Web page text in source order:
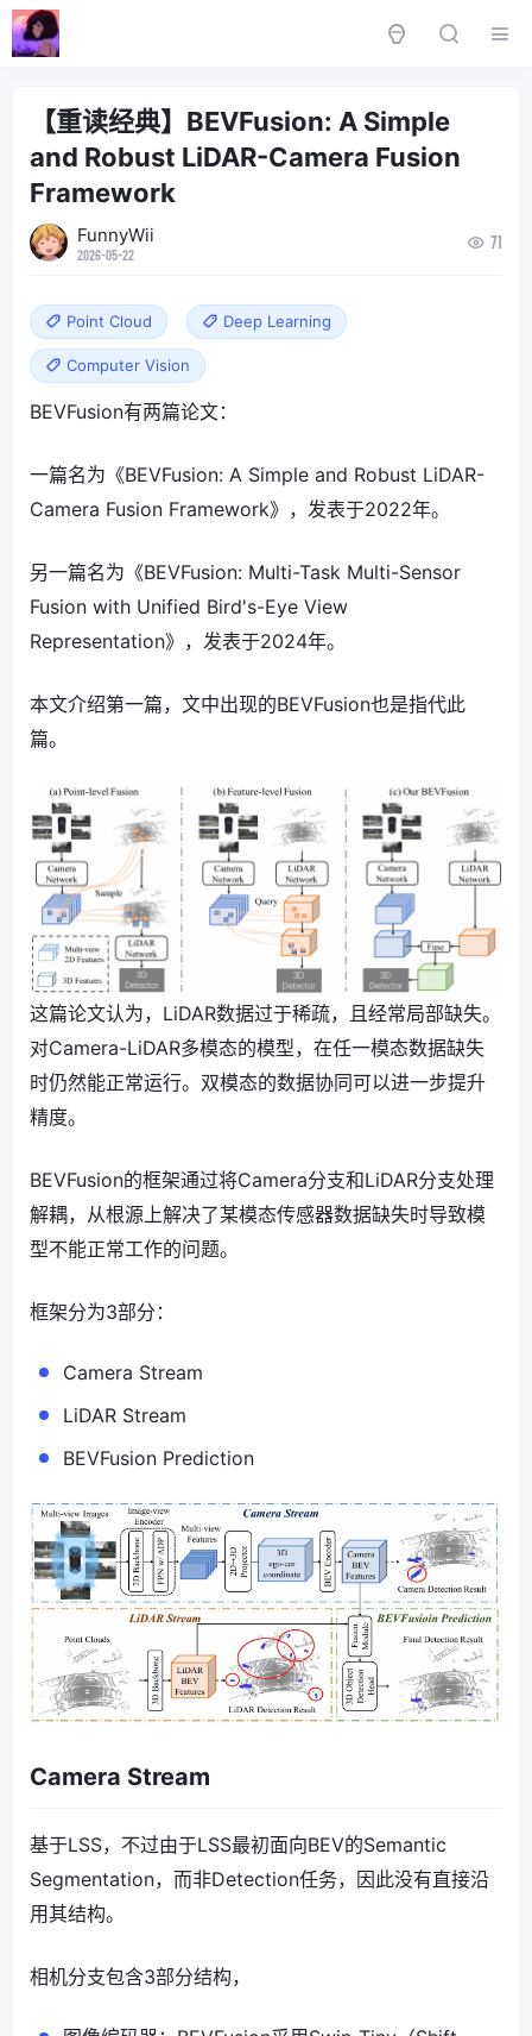
【重读经典】BEVFusion: A Simple
and Robust LiDAR-Camera Fusion
Framework
FunnyWii
2026-05-22
71
Point Cloud Deep Learning
Computer Vision
BEVFusion有两篇论文：
一篇名为《BEVFusion: A Simple and Robust LiDAR-
Camera Fusion Framework》，发表于2022年。
另一篇名为《BEVFusion: Multi-Task Multi-Sensor
Fusion with Unified Bird's-Eye View
Representation》，发表于2024年。
本文介绍第一篇，文中出现的BEVFusion也是指代此
篇。
这篇论文认为，LiDAR数据过于稀疏，且经常局部缺失。
对Camera-LiDAR多模态的模型，在任一模态数据缺失
时仍然能正常运行。双模态的数据协同可以进一步提升
精度。
BEVFusion的框架通过将Camera分支和LiDAR分支处理
解耦，从根源上解决了某模态传感器数据缺失时导致模
型不能正常工作的问题。
框架分为3部分：
Camera Stream
LiDAR Stream
BEVFusion Prediction
Camera Stream
基于LSS，不过由于LSS最初面向BEV的Semantic
Segmentation，而非Detection任务，因此没有直接沿
用其结构。
相机分支包含3部分结构，